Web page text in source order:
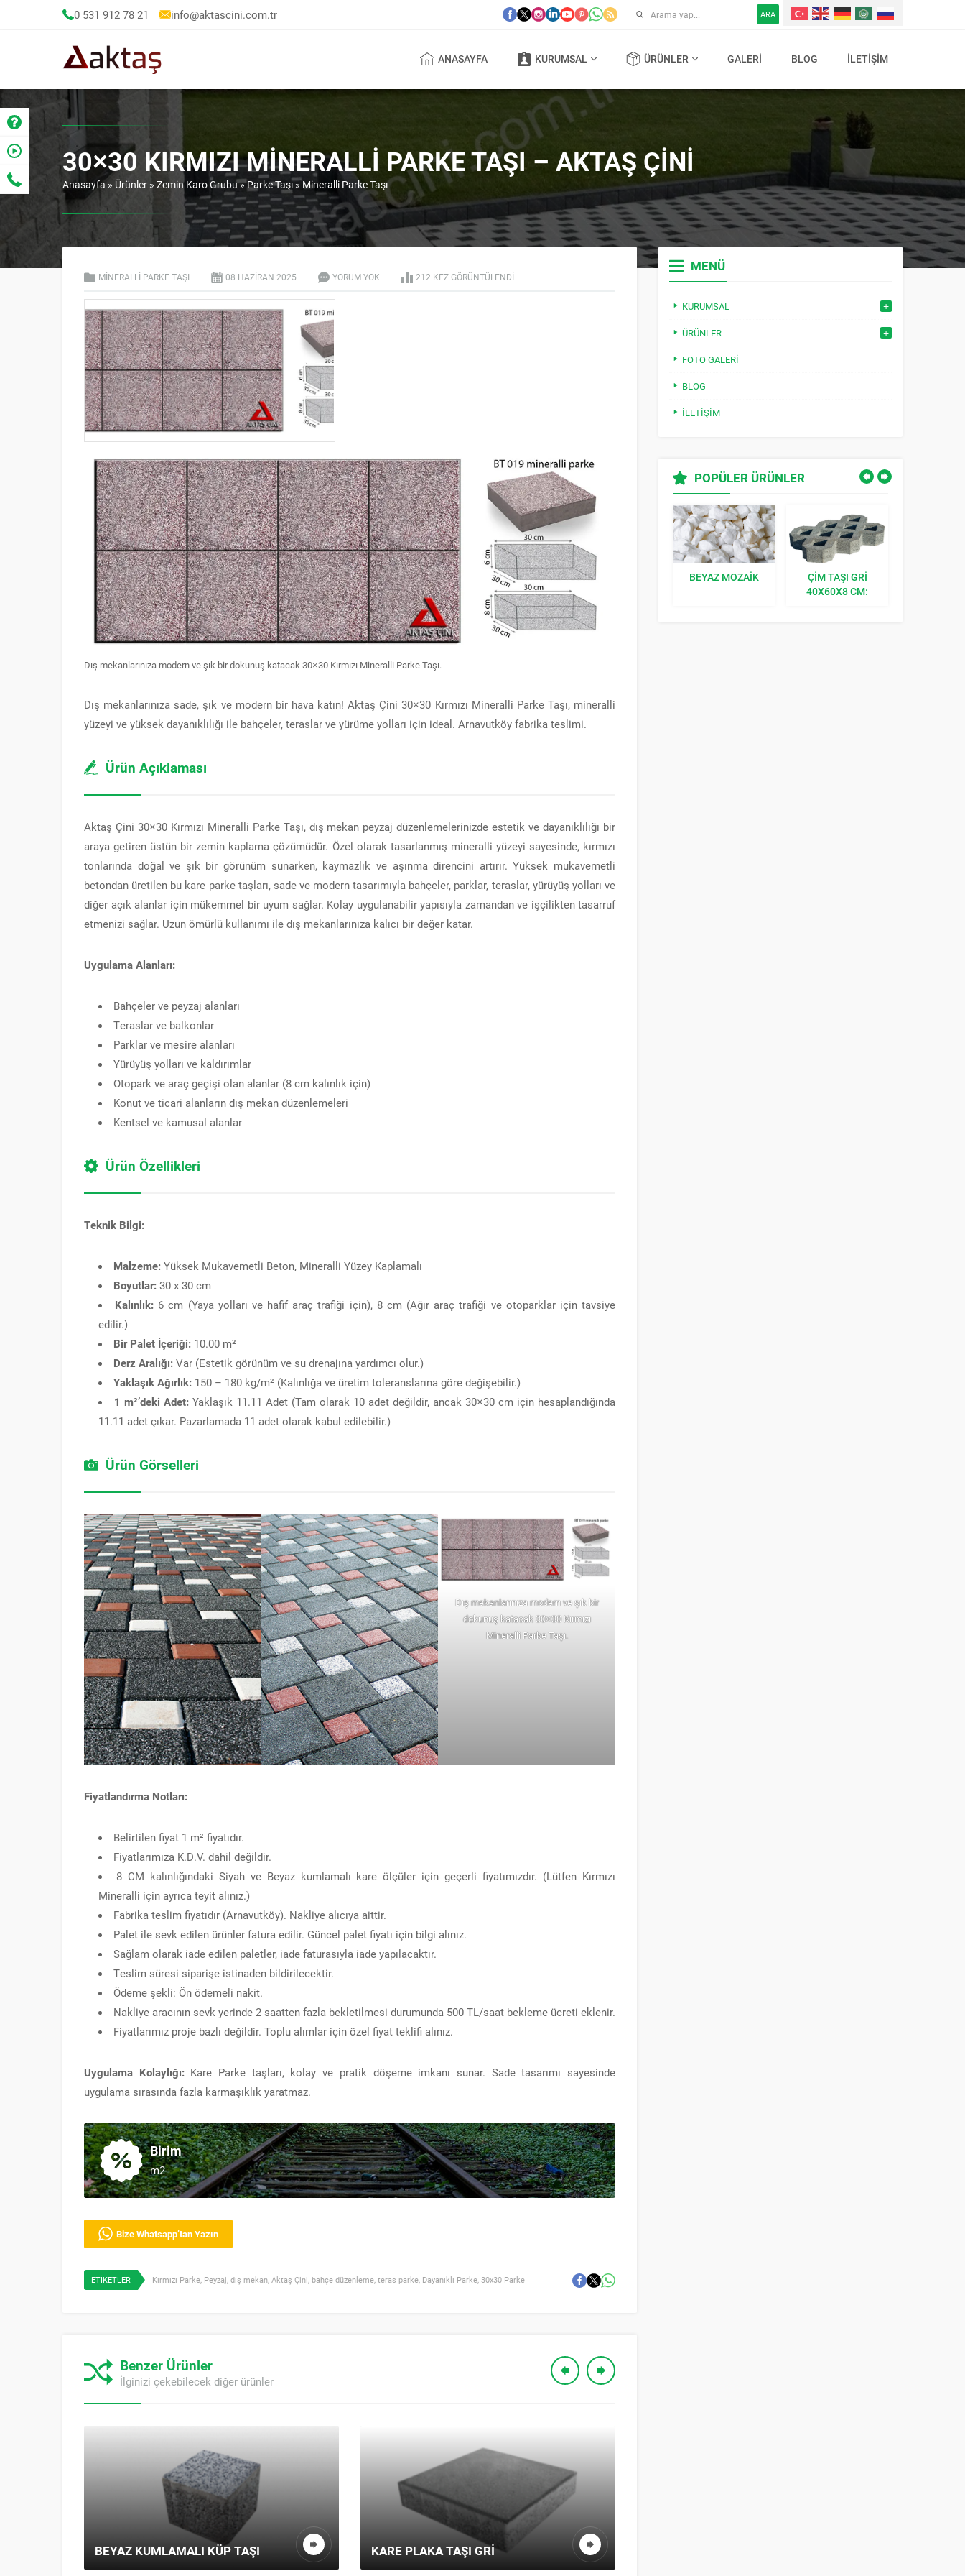
0 531 912 78 21 info@aktascini.com.tr ARA
ANASAYFA KURUMSAL ÜRÜNLER GALERI BLOG İLETIŞIM
30×30 KIRMIZI MINERALLI PARKE TAŞI – AKTAŞ ÇINI
Anasayfa» Ürünler » Zemin Karo Grubu»Parke Taşı»Mineralli Parke Taşı
MINERALLI PARKE TAŞI 08 HAZIRAN 2025 YORUM YOK 212 KEZ GÖRÜNTÜLENDI
Dış mekanlarınıza modern ve şık bir dokunuş katacak 30×30 Kırmızı Mineralli Parke Taşı.
Dış mekanlarınıza sade, şık ve modern bir hava katın! Aktaş Çini 30×30 Kırmızı Mineralli Parke Taşı, mineralli
yüzeyi ve yüksek dayanıklılığı ile bahçeler, teraslar ve yürüme yolları için ideal. Arnavutköy fabrika teslimi.
Ürün Açıklaması
Aktaş Çini 30×30 Kırmızı Mineralli Parke Taşı, dış mekan peyzaj düzenlemelerinizde estetik ve dayanıklılığı bir
araya getiren üstün bir zemin kaplama çözümüdür. Özel olarak tasarlanmış mineralli yüzeyi sayesinde, kırmızı
tonlarında doğal ve şık bir görünüm sunarken, kaymazlık ve aşınma direncini artırır. Yüksek mukavemetli
betondan üretilen bu kare parke taşları, sade ve modern tasarımıyla bahçeler, parklar, teraslar, yürüyüş yolları ve
diğer açık alanlar için mükemmel bir uyum sağlar. Kolay uygulanabilir yapısıyla zamandan ve işçilikten tasarruf
etmenizi sağlar. Uzun ömürlü kullanımı ile dış mekanlarınıza kalıcı bir değer katar.
Uygulama Alanları:
Bahçeler ve peyzaj alanları
Teraslar ve balkonlar
Parklar ve mesire alanları
Yürüyüş yolları ve kaldırımlar
Otopark ve araç geçişi olan alanlar (8 cm kalınlık için)
Konut ve ticari alanların dış mekan düzenlemeleri
Kentsel ve kamusal alanlar
Ürün Özellikleri
Teknik Bilgi:
Malzeme: Yüksek Mukavemetli Beton, Mineralli Yüzey Kaplamalı
Boyutlar: 30 x 30 cm
Kalınlık: 6 cm (Yaya yolları ve hafif araç trafiği için), 8 cm (Ağır araç trafiği ve otoparklar için tavsiye
edilir.)
Bir Palet İçeriği: 10.00 m²
Derz Aralığı: Var (Estetik görünüm ve su drenajına yardımcı olur.)
Yaklaşık Ağırlık: 150 – 180 kg/m² (Kalınlığa ve üretim toleranslarına göre değişebilir.)
1 m²’deki Adet: Yaklaşık 11.11 Adet (Tam olarak 10 adet değildir, ancak 30×30 cm için hesaplandığında
11.11 adet çıkar. Pazarlamada 11 adet olarak kabul edilebilir.)
Ürün Görselleri
Dış mekanlarınıza modern ve şık bir
dokunuş katacak 30×30 Kırmızı
Mineralli Parke Taşı.
Fiyatlandırma Notları:
Belirtilen fiyat 1 m² fiyatıdır.
Fiyatlarımıza K.D.V. dahil değildir.
8 CM kalınlığındaki Siyah ve Beyaz kumlamalı kare ölçüler için geçerli fiyatımızdır. (Lütfen Kırmızı
Mineralli için ayrıca teyit alınız.)
Fabrika teslim fiyatıdır (Arnavutköy). Nakliye alıcıya aittir.
Palet ile sevk edilen ürünler fatura edilir. Güncel palet fiyatı için bilgi alınız.
Sağlam olarak iade edilen paletler, iade faturasıyla iade yapılacaktır.
Teslim süresi siparişe istinaden bildirilecektir.
Ödeme şekli: Ön ödemeli nakit.
Nakliye aracının sevk yerinde 2 saatten fazla bekletilmesi durumunda 500 TL/saat bekleme ücreti eklenir.
Fiyatlarımız proje bazlı değildir. Toplu alımlar için özel fiyat teklifi alınız.
Uygulama Kolaylığı:Kare Parke taşları, kolay ve pratik döşeme imkanı sunar. Sade tasarımı sayesinde
uygulama sırasında fazla karmaşıklık yaratmaz.
Birim
m2
Bize Whatsapp’tan Yazın
ETİKETLER Kırmızı Parke Peyzaj dış mekan Aktaş Çini bahçe düzenleme teras parke Dayanıklı Parke 30x30 Parke
Benzer Ürünler
İlginizi çekebilecek diğer ürünler
BEYAZ KUMLAMALI KÜP TAŞI
KARE PLAKA TAŞI GRI
MENÜ
KURUMSAL
ÜRÜNLER
FOTO GALERI
BLOG
İLETIŞIM
POPÜLER ÜRÜNLER
KILIT TAŞI GRI BEYAZ MOZAIK
ÇIM TAŞI GRI
40X60X8 CM: